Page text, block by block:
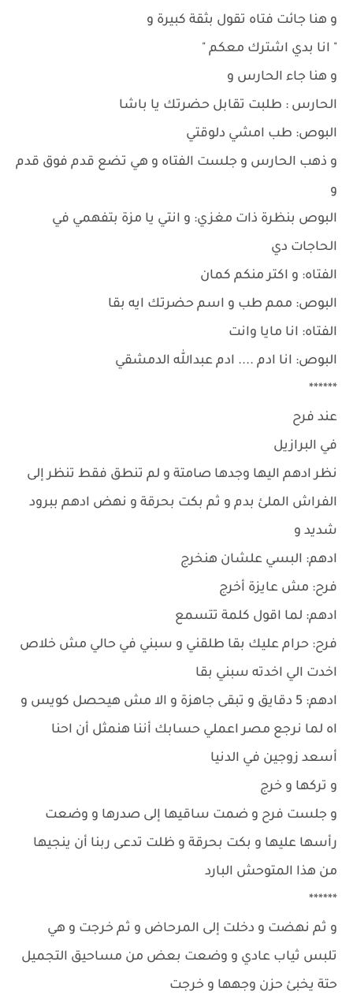
و هنا جائت فتاه تقول بثقة كبيرة و
" انا بدي اشترك معكم "
و هنا جاء الحارس و
الحارس : طلبت تقابل حضرتك يا باشا
البوص: طب امشي دلوقتي
و ذهب الحارس و جلست الفتاه و هي تضع قدم فوق قدم
و
البوص بنظرة ذات مغزي: و انتي يا مزة بتفهمي في
الحاجات دي
الفتاه: و اكتر منكم كمان
البوص: ممم طب و اسم حضرتك ايه بقا
الفتاه: انا مايا وانت
البوص: انا ادم .... ادم عبدالله الدمشقي
******
عند فرح
في البرازيل
نظر ادهم اليها وجدها صامتة و لم تنطق فقط تنظر إلى
الفراش الملئ بدم و ثم بكت بحرقة و نهض ادهم ببرود
شديد و
ادهم: البسي علشان هنخرج
فرح: مش عايزة أخرج
ادهم: لما اقول كلمة تتسمع
فرح: حرام عليك بقا طلقني و سبني في حالي مش خلاص
اخدت الي اخدته سبني بقا
ادهم: 5 دقايق و تبقى جاهزة و الا مش هيحصل كويس و
اه لما نرجع مصر اعملي حسابك أننا هنمثل أن احنا
أسعد زوجين في الدنيا
و تركها و خرج
و جلست فرح و ضمت ساقيها إلى صدرها و وضعت
رأسها عليها و بكت بحرقة و ظلت تدعى ربنا أن ينجيها
من هذا المتوحش البارد
******
و ثم نهضت و دخلت إلى المرحاض و ثم خرجت و هي
تلبس ثياب عادي و وضعت بعض من مساحيق التجميل
حتة يخبئ حزن وجهها و خرجت